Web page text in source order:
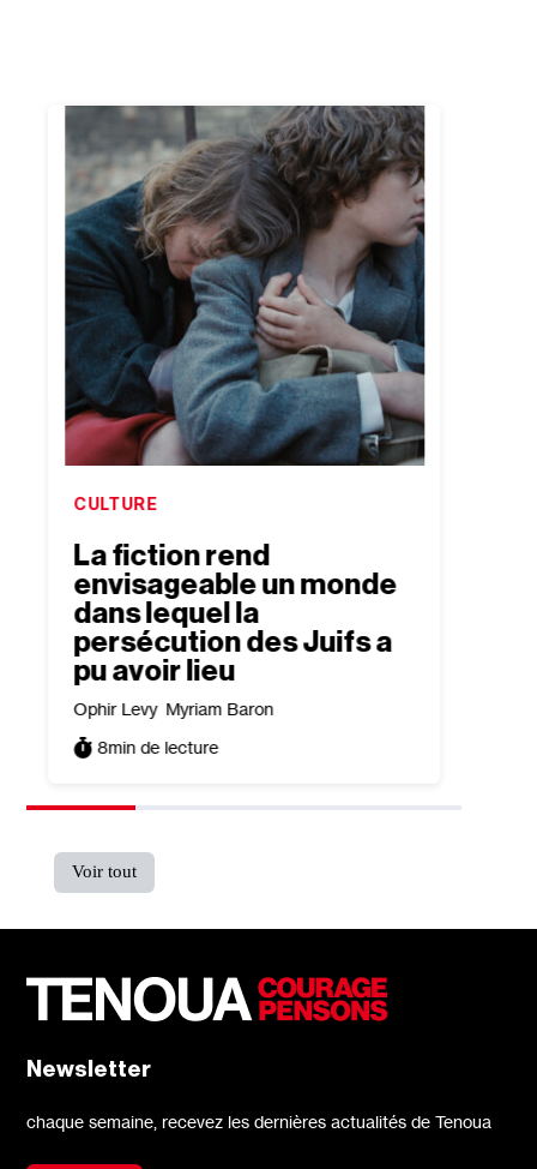
CULTURE
La fiction rend
envisageable un monde
dans lequel la
persécution des Juifs a
pu avoir lieu
Ophir Levy Myriam Baron
8min de lecture
Voir tout
Newsletter
chaque semaine, recevez les dernières actualités de Tenoua